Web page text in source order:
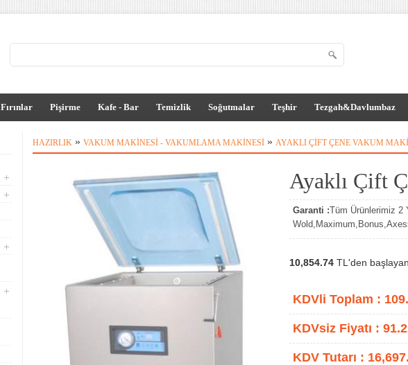
Fırınlar Pişirme Kafe - Bar Temizlik Soğutmalar Teşhir Tezgah&Davlumbaz
HAZIRLIK » VAKUM MAKINESI - VAKUMLAMA MAKINESI » AYAKLI ÇIFT ÇENE VAKUM
Ayaklı Çift
Garanti :Tüm Ürünlerimiz 2
10,854.74 TL'den
KDVli Toplam :
KDVsiz Fiyatı :
KDV Tutarı :